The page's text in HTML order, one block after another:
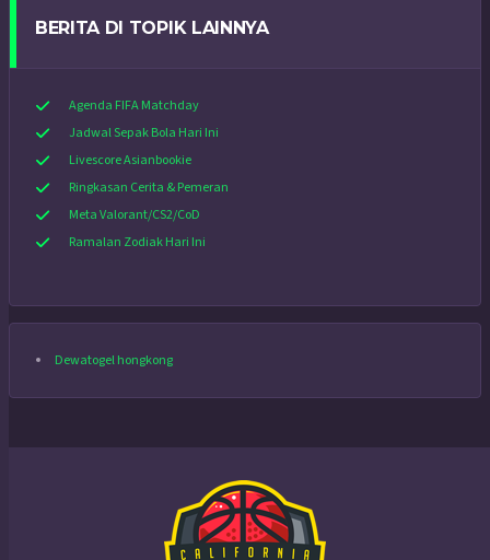
BERITA DI TOPIK LAINNYA
Agenda FIFA Matchday
Jadwal Sepak Bola Hari Ini
Livescore Asianbookie
Ringkasan Cerita & Pemeran
Meta Valorant/CS2/CoD
Ramalan Zodiak Hari Ini
Dewatogel hongkong